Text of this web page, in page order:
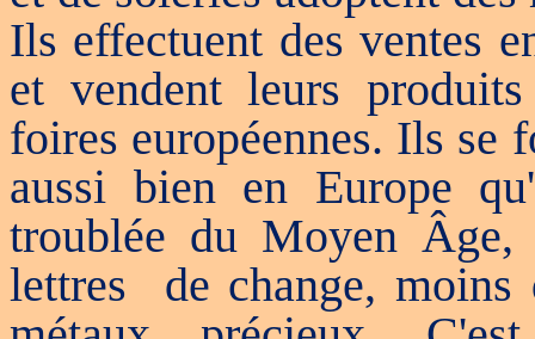
Ils effectuent des ventes
et vendent leurs
foires européennes. Ils se
aussi bien en Europe
troublée du Moyen
lettres
de change, moins